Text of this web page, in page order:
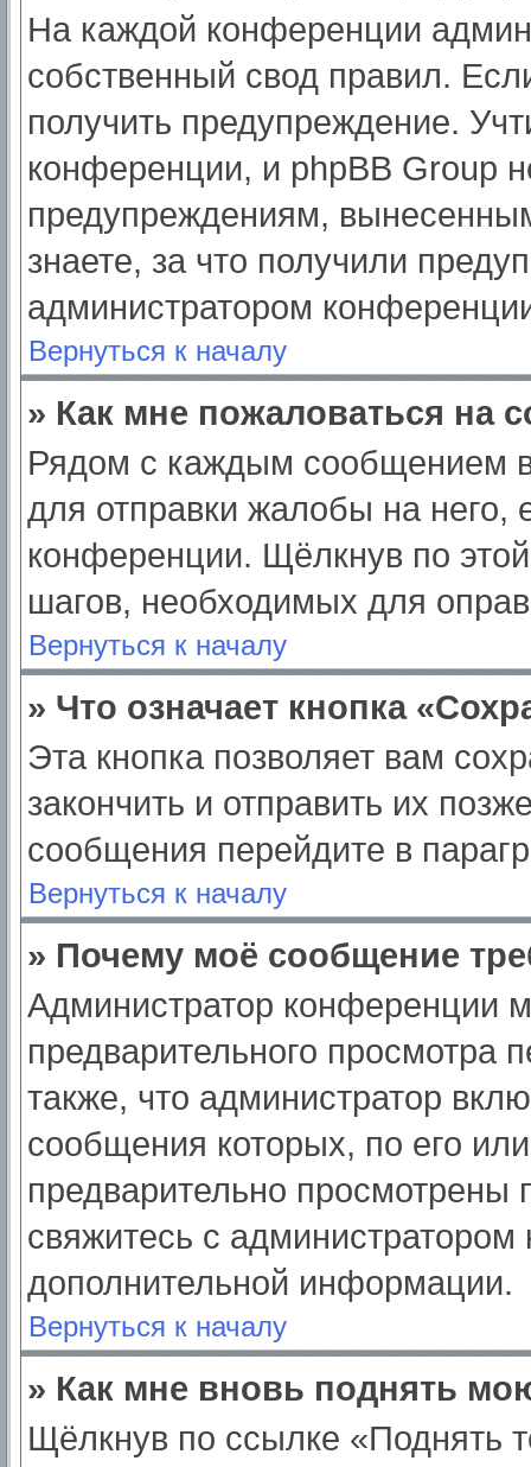
На каждой конференции
собственный свод правил.
получить предупреждение.
конференции, и phpBB Group
предупреждениям,
знаете, за что получили
администратором
Вернуться к началу
» Как мне пожаловаться на
Рядом с каждым сообщением
для отправки жалобы на него,
конференции. Щёлкнув по
шагов, необходимых для
Вернуться к началу
» Что означает кнопка
Эта кнопка позволяет вам
закончить и отправить их
сообщения перейдите в
Вернуться к началу
» Почему моё сообщение
Администратор конференции
предварительного просмотра
также, что администратор
сообщения которых, по его
предварительно просмотрены
свяжитесь с
дополнительной информации.
Вернуться к началу
» Как мне вновь поднять
Щёлкнув по ссылке «Поднять